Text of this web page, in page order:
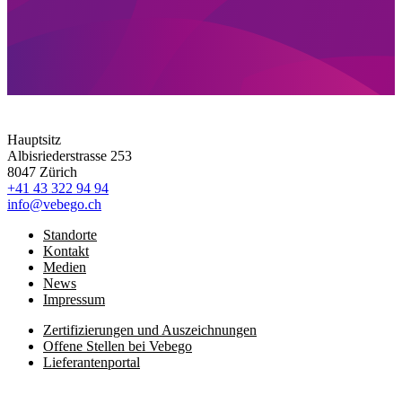
Hauptsitz
Albisriederstrasse 253
8047 Zürich
+41 43 322 94 94
info@vebego.ch
Standorte
Kontakt
Medien
News
Impressum
Zertifizierungen und Auszeichnungen
Offene Stellen bei Vebego
Lieferantenportal